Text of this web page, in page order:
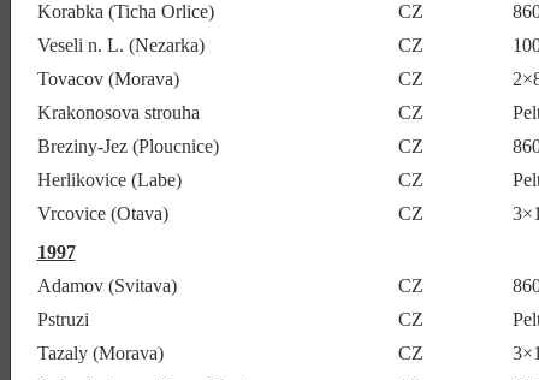
Korabka (Ticha Orlice)
CZ
Veseli n. L. (Nezarka)
CZ
Tovacov (Morava)
CZ
Krakonosova strouha
CZ
Breziny-Jez (Ploucnice)
CZ
Herlikovice (Labe)
CZ
Vrcovice (Otava)
CZ
1997
Adamov (Svitava)
CZ
Pstruzi
CZ
Tazaly (Morava)
CZ